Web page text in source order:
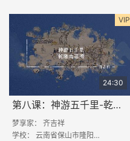
VIP
24:30
第八课：神游五千里-乾隆南巡图
梦享家： 齐吉祥
学校： 云南省保山市隆阳区丙麻中学